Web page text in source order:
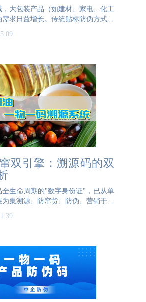
大包装产品（如建材、家电、化工
求日益增长。传统贴标防伪方式因
求。针对这一痛点，喷印防伪码技术
双引擎：溯源码的双
全生命周期的"数字身份证"，已从单
为集溯源、防窜货、防伪、营销于一
。其核心价值体现在两大维度：产
过二维码/RFID技术为每个商品赋予